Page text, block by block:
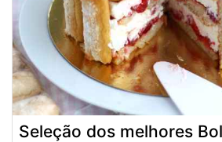
Seleção dos melhores